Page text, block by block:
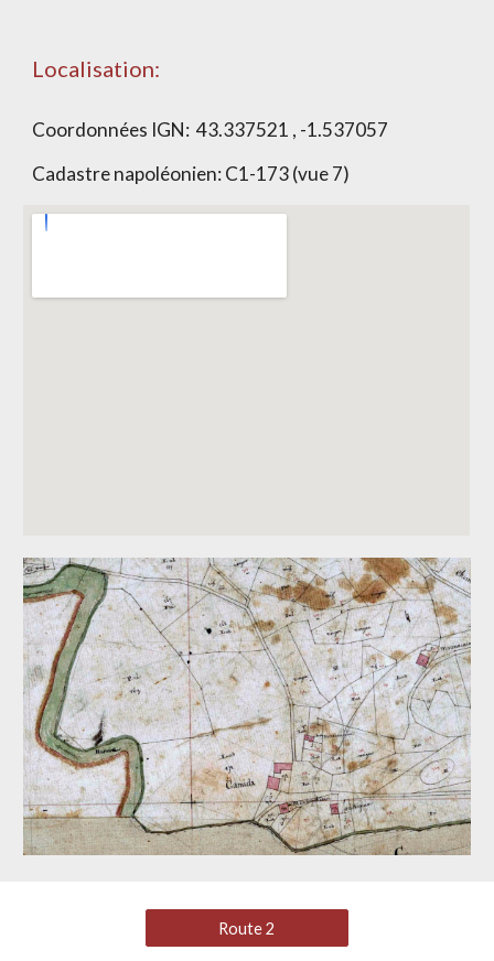
Localisation:
Coordonnées IGN:43.337521 , -1.537057
Cadastre napoléonien:C1-173 (vue 7)
Route 2